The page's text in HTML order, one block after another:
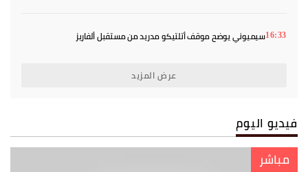
16:33سيميوني يوضح موقف أتلتيكو مدريد من مستقبل ألفاريز
عرض المزيد
فيديو اليوم
مباشر